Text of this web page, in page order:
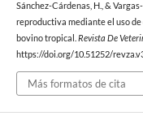
Sánchez-Cárdenas, H., &
reproductiva mediante el uso de
bovino tropical. Revista De
https://doi.org/10.51252/
Más formatos de cita